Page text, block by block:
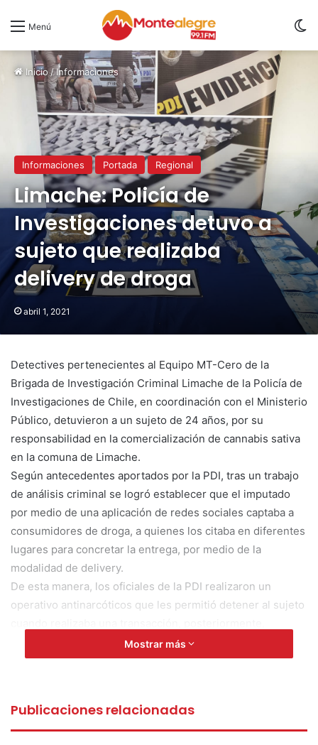
Menú
Inicio /Informaciones
Informaciones Portada Regional
Limache: Policía de
Investigaciones detuvo a
sujeto que realizaba
delivery de droga
abril 1, 2021
Detectives pertenecientes al Equipo MT-Cero de la
Brigada de Investigación Criminal Limache de la Policía de
Investigaciones de Chile, en coordinación con el Ministerio
Público, detuvieron a un sujeto de 24 años, por su
responsabilidad en la comercialización de cannabis sativa
en la comuna de Limache.
Según antecedentes aportados por la PDI, tras un trabajo
de análisis criminal se logró establecer que el imputado
por medio de una aplicación de redes sociales captaba a
consumidores de droga, a quienes los citaba en diferentes
lugares para concretar la entrega, por medio de la
modalidad de delivery.
De esta manera, los oficiales de la PDI realizaron un
operativo antinarcóticos que les permitió detener al sujeto
concurrieron hasta su domicilio donde se incautó un total
de 339 gramos de cannabis, avaluada en $2.000.000,
El imputado será puesto a disposición del Juzgado de
Garantía de Limache para efectuar su correspondiente
Mostrar más
Publicaciones relacionadas